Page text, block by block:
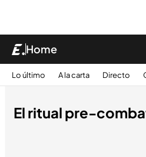
Home
Lo último A la carta Directo
El ritual pre-